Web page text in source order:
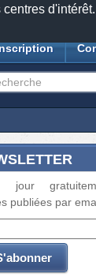
d'intérêt.
-330lecteurs
jour
publiées par